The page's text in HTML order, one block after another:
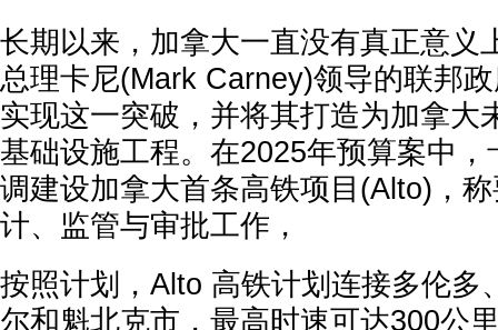
长期以来，加拿大一直没有真正意义
总理卡尼(Mark Carney)领导的联邦
实现这一突破，并将其打造为加拿大
基础设施工程。在2025年预算案中
调建设加拿大首条高铁项目(Alto)，
计、监管与审批工作，
按照计划，Alto 高铁计划连接多伦多
尔和魁北克市，最高时速可达300公